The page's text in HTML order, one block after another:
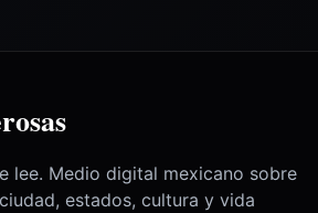
lee. Medio digital mexicano sobre
estados, cultura y vida